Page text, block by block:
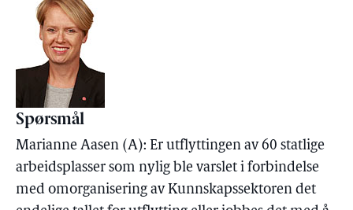
Spørsmål
Marianne Aasen (A): Er utflyttingen av 60 statlige
arbeidsplasser som nylig ble varslet i forbindelse
med omorganisering av Kunnskapssektoren det